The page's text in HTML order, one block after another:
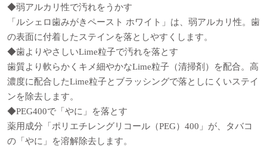
◆弱アルカリ性で汚れをうかす
「ルシェロ歯みがきペースト ホワイト」は、弱アルカリ性。歯
の表面に付着したステインを落としやすくします。
◆歯よりやさしいLime粒子で汚れを落とす
歯質より軟らかくキメ細やかなLime粒子（清掃剤）を配合。高
濃度に配合したLime粒子とブラッシングで落としにくいステイ
ンを除去します。
◆PEG400で「やに」を落とす
薬用成分「ポリエチレングリコール（PEG）400」が、タバコ
の「やに」を溶解除去します。